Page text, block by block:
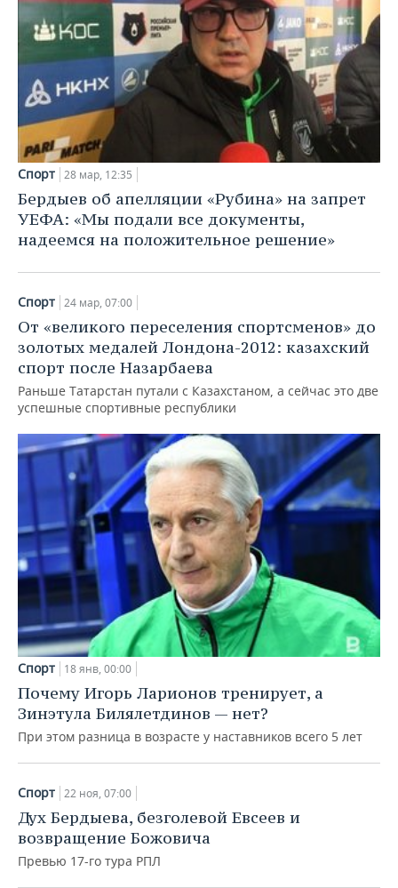
Спорт 28 мар, 12:35
Бердыев об апелляции «Рубина» на запрет
УЕФА: «Мы подали все документы,
надеемся на положительное решение»
Спорт 24 мар, 07:00
От «великого переселения спортсменов» до
золотых медалей Лондона-2012: казахский
спорт после Назарбаева
Раньше Татарстан путали с Казахстаном, а сейчас это две
успешные спортивные республики
Спорт 18 янв, 00:00
Почему Игорь Ларионов тренирует, а
Зинэтула Билялетдинов — нет?
При этом разница в возрасте у наставников всего 5 лет
Спорт 22 ноя, 07:00
Дух Бердыева, безголевой Евсеев и
возвращение Божовича
Превью 17-го тура РПЛ